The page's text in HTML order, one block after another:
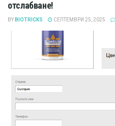
отслабване!
BY BIOTRICKS СЕПТЕМВРИ 25, 2025